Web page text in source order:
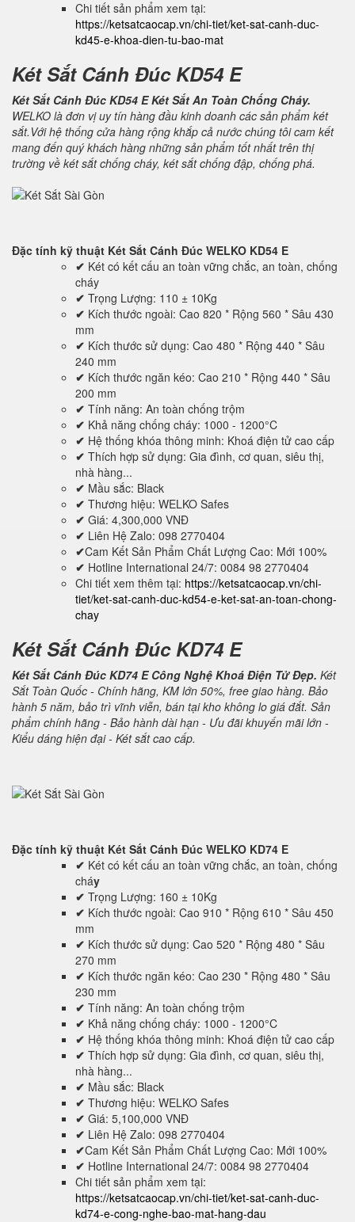
Chi tiết sản phẩm xem tại:
https://ketsatcaocap.vn/chi-tiet/ket-sat-canh-duc-
kd45-e-khoa-dien-tu-bao-mat
Két Sắt Cánh Đúc KD54 E
Két Sắt Cánh Đúc KD54 E Két Sắt An Toàn Chống Cháy.
WELKO là đơn vị uy tín hàng đầu kinh doanh các sản phẩm két
sắt.Với hệ thống cửa hàng rộng khắp cả nước chúng tôi cam kết
mang đến quý khách hàng những sản phẩm tốt nhất trên thị
trường về két sắt chống cháy, két sắt chống đập, chống phá.
Đặc tính kỹ thuật Két Sắt Cánh Đúc WELKO KD54 E
✔ Két có kết cấu an toàn vững chắc, an toàn, chống
cháy
✔ Trọng Lượng: 110 ± 10Kg
✔ Kích thước ngoài: Cao 820 * Rộng 560 * Sâu 430
mm
✔ Kích thước sử dụng: Cao 480 * Rộng 440 * Sâu
240 mm
✔ Kích thước ngăn kéo: Cao 210 * Rộng 440 * Sâu
200 mm
✔ Tính năng: An toàn chống trộm
✔ Khả năng chống cháy: 1000 - 1200°C
✔ Hệ thống khóa thông minh: Khoá điện tử cao cấp
✔ Thích hợp sử dụng: Gia đình, cơ quan, siêu thị,
nhà hàng...
✔ Mầu sắc: Black
✔ Thương hiệu: WELKO Safes
✔ Giá: 4,300,000 VNĐ
✔ Liên Hệ Zalo: 098 2770404
✔Cam Kết Sản Phẩm Chất Lượng Cao: Mới 100%
✔ Hotline International 24/7: 0084 98 2770404
Chi tiết xem thêm tại: https://ketsatcaocap.vn/chi-
tiet/ket-sat-canh-duc-kd54-e-ket-sat-an-toan-chong-
chay
Két Sắt Cánh Đúc KD74 E
Két Sắt Cánh Đúc KD74 E Công Nghệ Khoá Điện Tử Đẹp. Két
Sắt Toàn Quốc - Chính hãng, KM lớn 50%, free giao hàng. Bảo
hành 5 năm, bảo trì vĩnh viễn, bán tại kho không lo giá đắt. Sản
phẩm chính hãng - Bảo hành dài hạn - Ưu đãi khuyến mãi lớn -
Kiểu dáng hiện đại - Két sắt cao cấp.
Đặc tính kỹ thuật Két Sắt Cánh Đúc WELKO KD74 E
✔ Két có kết cấu an toàn vững chắc, an toàn, chống
cháy
✔ Trọng Lượng: 160 ± 10Kg
✔ Kích thước ngoài: Cao 910 * Rộng 610 * Sâu 450
mm
✔ Kích thước sử dụng: Cao 520 * Rộng 480 * Sâu
270 mm
✔ Kích thước ngăn kéo: Cao 230 * Rộng 480 * Sâu
230 mm
✔ Tính năng: An toàn chống trộm
✔ Khả năng chống cháy: 1000 - 1200°C
✔ Hệ thống khóa thông minh: Khoá điện tử cao cấp
✔ Thích hợp sử dụng: Gia đình, cơ quan, siêu thị,
nhà hàng...
✔ Mầu sắc: Black
✔ Thương hiệu: WELKO Safes
✔ Giá: 5,100,000 VNĐ
✔ Liên Hệ Zalo: 098 2770404
✔Cam Kết Sản Phẩm Chất Lượng Cao: Mới 100%
✔ Hotline International 24/7: 0084 98 2770404
Chi tiết sản phẩm xem tại:
https://ketsatcaocap.vn/chi-tiet/ket-sat-canh-duc-
kd74-e-cong-nghe-bao-mat-hang-dau